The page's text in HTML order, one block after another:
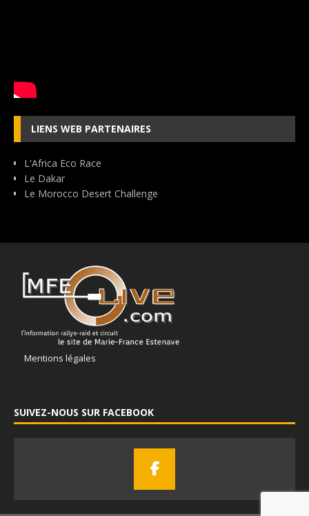
LIENS WEB PARTENAIRES
L'Africa Eco Race
Le Dakar
Le Morocco Desert Challenge
Mentions légales
SUIVEZ-NOUS SUR FACEBOOK